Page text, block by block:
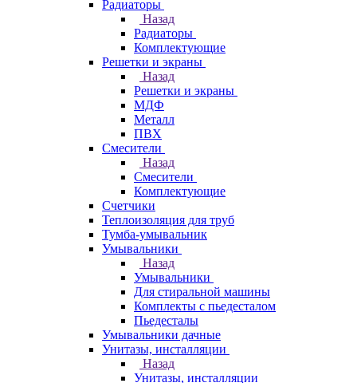
Радиаторы
Назад
Радиаторы
Комплектующие
Решетки и экраны
Назад
Решетки и экраны
МДФ
Металл
ПВХ
Смесители
Назад
Смесители
Комплектующие
Счетчики
Теплоизоляция для труб
Тумба-умывальник
Умывальники
Назад
Умывальники
Для стиральной машины
Комплекты с пьедесталом
Пьедесталы
Умывальники дачные
Унитазы, инсталляции
Назад
Унитазы, инсталляции